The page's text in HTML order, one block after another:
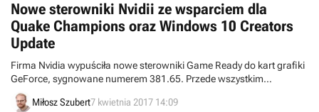
Nowe sterowniki Nvidii ze wsparciem dla
Quake Champions oraz Windows 10 Creators
Update
Firma Nvidia wypuściła nowe sterowniki Game Ready do kart grafiki
GeForce, sygnowane numerem 381.65. Przede wszystkim
poprawiają one wydajność w becie Quake Champions, ale również
między innymi wprowadzają wsparcie dla Windows 10 Creators
Miłosz Szubert7 kwietnia 2017 14:09